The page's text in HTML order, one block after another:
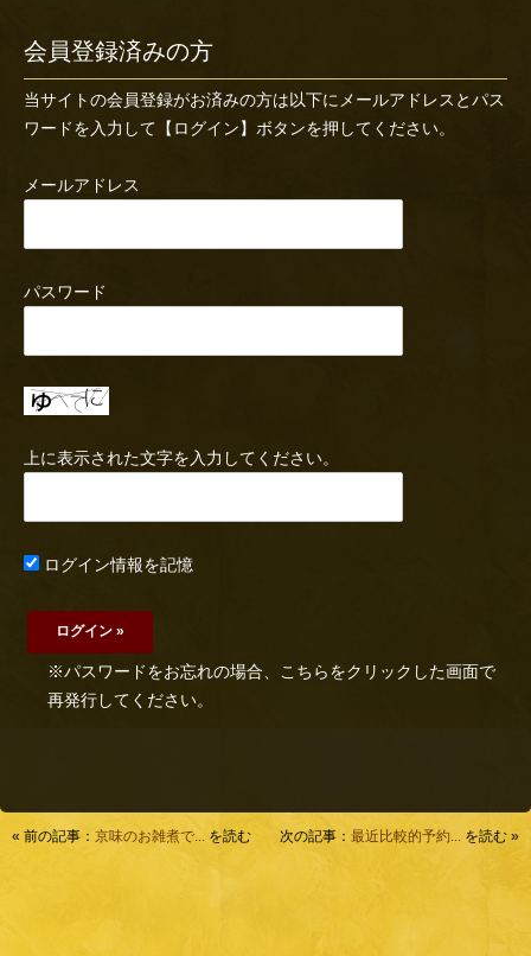
会員登録済みの方
当サイトの会員登録がお済みの方は以下にメールアドレスとパス
ワードを入力して【ログイン】ボタンを押してください。
メールアドレス
パスワード
上に表示された文字を入力してください。
ログイン情報を記憶
※パスワードをお忘れの場合、こちらをクリックした画面で
再発行してください。
« 前の記事： 京味のお雑煮で... を読む 次の記事： 最近比較的予約... を読む »